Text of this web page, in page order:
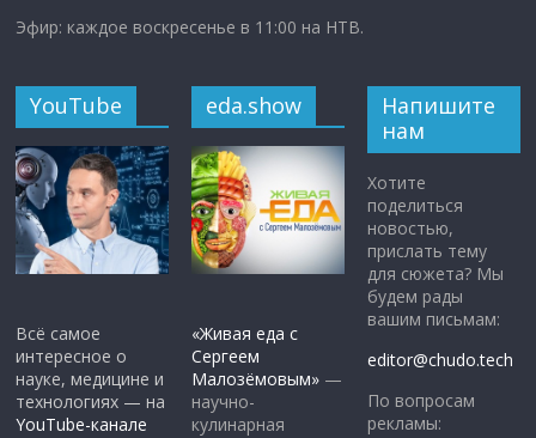
Эфир: каждое воскресенье в 11:00 на НТВ.
YouTube
Всё самое
интересное о
науке, медицине и
технологиях — на
YouTube-канале
eda.show
«Живая еда с
Сергеем
Малозёмовым» —
научно-
кулинарная
Напишите
нам
Хотите
поделиться
новостью,
прислать тему
для сюжета? Мы
будем рады
вашим письмам:
editor@chudo.tech
По вопросам
рекламы: